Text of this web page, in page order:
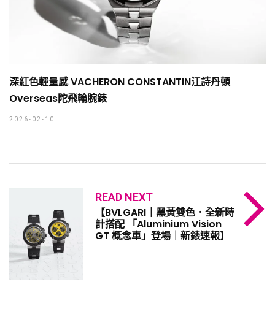
深紅色輕量感 VACHERON CONSTANTIN江詩丹頓
Overseas陀飛輪腕錶
2026-02-10
READ NEXT
【BVLGARI｜黑黃雙色．全新時
計搭配 「Aluminium Vision
GT 概念車」登場｜新錶速報】